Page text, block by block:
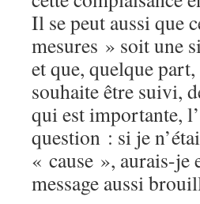
Il se peut aussi que
mesures » soit une
et que, quelque
souhaite être suivi,
qui est importante,
question : si je
« cause », aurais-je
message aussi